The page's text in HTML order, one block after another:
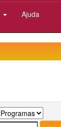
Ajuda